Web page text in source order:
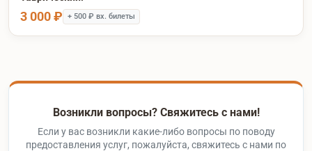
3 000 ₽ + 500 ₽ вх. билеты
Возникли вопросы? Свяжитесь с нами!
Если у вас возникли какие-либо вопросы по поводу
предоставления услуг, пожалуйста, свяжитесь с нами по